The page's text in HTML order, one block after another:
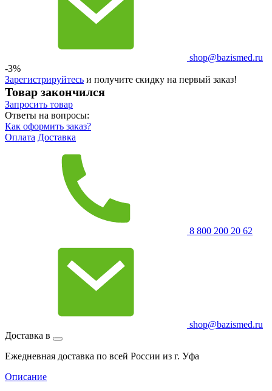
shop@bazismed.ru
-3%
Зарегистрируйтесь и получите скидку на первый заказ!
Товар закончился
Запросить товар
Ответы на вопросы:
Как оформить заказ?
Оплата Доставка
8 800 200 20 62
shop@bazismed.ru
Доставка в
Ежедневная доставка по всей России из г. Уфа
Описание